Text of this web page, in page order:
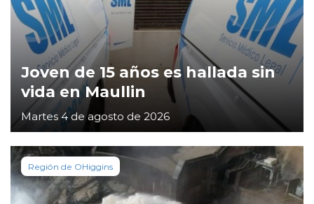
Joven de 15 años es hallada sin
vida en Maullin
Martes 4 de agosto de 2026
Región de OHiggins